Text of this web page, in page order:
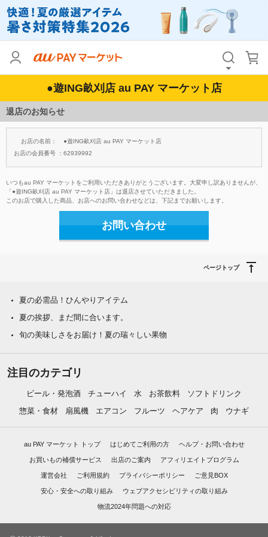
●遊ING畝刈店 au PAY マーケット店
退店のお知らせ
お店の名前：
●遊ING畝刈店 au PAY マーケット店
お店の会員番号 ： 62939992
いつもau PAY マーケットをご利用いただきありがとうございます。大変申し訳ありませんが、
「●遊ING畝刈店 au PAY マーケット店」は退店させていただきました。
このお店で購入した商品、お店へのお問い合わせなどは、下記までお願いします。
お問い合わせ
ページトップ
夏の必需品！ひんやりアイテム
夏の挨拶、まだ間に合います。
旬の美味しさをお届け！夏の瑞々しい果物
注目のカテゴリ
ビール・発泡酒 チューハイ 水 お茶飲料
ソフトドリンク
惣菜・食材
扇風機 エアコン フルーツ ヘアケア 肉 ウナギ
au PAY マーケット トップ はじめてご利用の方 ヘルプ・お問い合わせ
お買いもの補償サービス 出店のご案内 アフィリエイトプログラム
運営会社 ご利用規約 プライバシーポリシー ご意見BOX
安心・安全への取り組み ウェブアクセシビリティの取り組み
物流2024年問題への対応